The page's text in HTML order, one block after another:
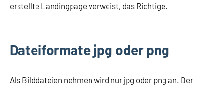
erstellte Landingpage verweist, das Richtige.
Dateiformate jpg oder png
Als Bilddateien nehmen wird nur jpg oder png an. Der